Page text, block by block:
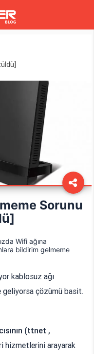
Sorunu
Wifi ağına
bildirim gelmeme
kablosuz ağı
geliyorsa çözümü basit.
(ttnet ,
hizmetlerini arayarak